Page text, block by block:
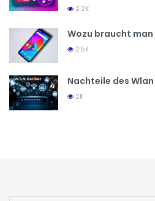
2.2K
Wozu braucht
2.5K
Nachteile des
2K